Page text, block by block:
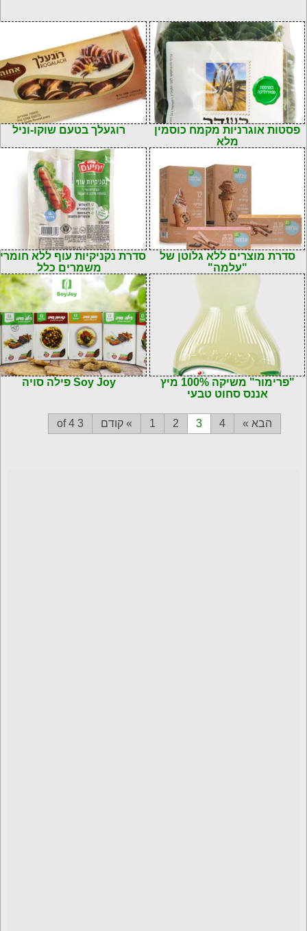
פסטות אוגרניות מקמח כוסמין
מלא
רוגעלך בטעם שוקו-וניל
סדרת מוצרים ללא גלוטן של
"עלמה"
סדרת נקניקיות עוף ללא
משמרים כלל
"פרימור" משיקה 100% מיץ
אננס סחוט טבעי
Soy Joy פילה סויה
3 of 4 » קודם 1 2 3 4 הבא »